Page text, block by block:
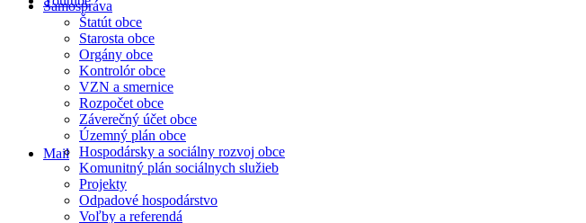
Mail
Samospráva
Štatút obce
Starosta obce
Orgány obce
Kontrolór obce
VZN a smernice
Rozpočet obce
Záverečný účet obce
Územný plán obce
Hospodársky a sociálny rozvoj obce
Komunitný plán sociálnych služieb
Projekty
Odpadové hospodárstvo
Voľby a referendá